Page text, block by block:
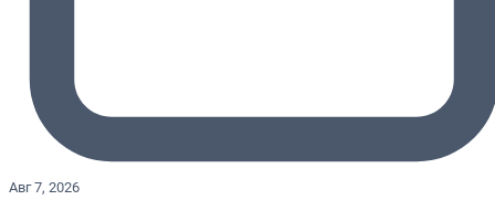
Авг 7, 2026